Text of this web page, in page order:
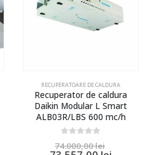
RECUPERATOARE DE CALDURA
Recuperator de caldura
Daikin Modular L Smart
ALB03R/LBS 600 mc/h
74.000,00lei